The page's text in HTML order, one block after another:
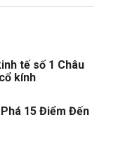
tế số 1 Châu
kính
15 Điểm Đến